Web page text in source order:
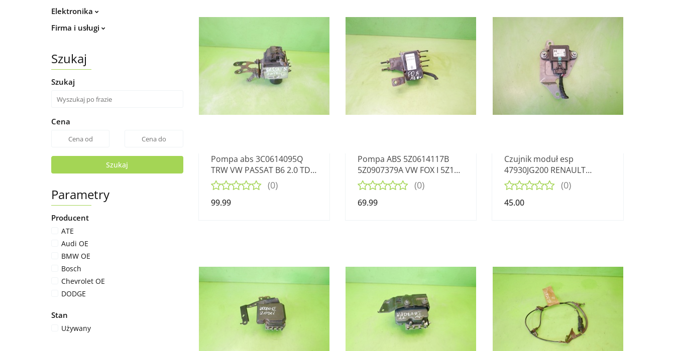
Elektronika
Firma i usługi
Szukaj
Szukaj
Cena
Szukaj
Parametry
Producent
ATE
Audi OE
BMW OE
Bosch
Chevrolet OE
DODGE
Ford OE
Honda OE
Stan
Używany
Pompa abs 3C0614095Q
TRW VW PASSAT B6 2.0 TDI
8V 05-09
(0)
99.99
Pompa ABS 5Z0614117B
5Z0907379A VW FOX I 5Z1
1.2 6V 03-09
(0)
69.99
Czujnik moduł esp
47930JG200 RENAULT
KOLEOS I PHI 2.0 DCI 07-
(0)
45.00